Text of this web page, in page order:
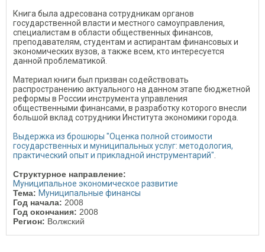
Книга была адресована сотрудникам органов
государственной власти и местного самоуправления,
специалистам в области общественных финансов,
преподавателям, студентам и аспирантам финансовых и
экономических вузов, а также всем, кто интересуется
данной проблематикой.
Материал книги был призван содействовать
распространению актуального на данном этапе бюджетной
реформы в России инструмента управления
общественными финансами, в разработку которого внесли
большой вклад сотрудники Института экономики города.
Выдержка из брошюры "Оценка полной стоимости
государственных и муниципальных услуг: методология,
практический опыт и прикладной инструментарий"
Структурное направление:
Муниципальное экономическое развитие
Тема: Муниципальные финансы
Год начала: 2008
Год окончания: 2008
Регион: Волжский